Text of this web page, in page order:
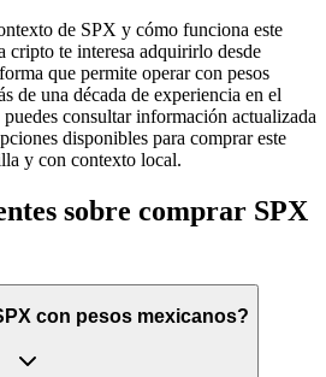
de SPX y cómo funciona este
cripto te interesa adquirirlo desde
que permite operar con pesos
de una década de experiencia en el
consultar información actualizada
disponibles para comprar este
y con contexto local.
sobre comprar SPX
con pesos mexicanos?